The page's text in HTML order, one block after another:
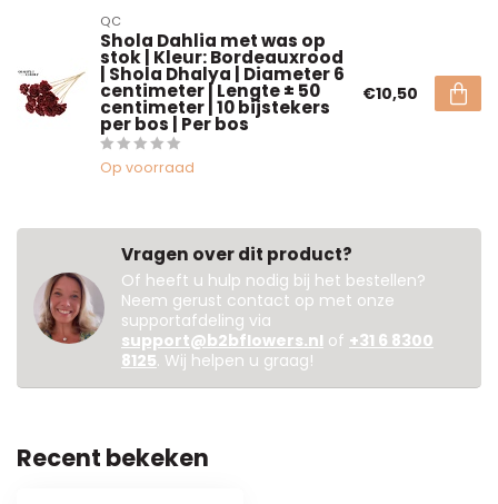
QC
Shola Dahlia met was op
stok | Kleur: Bordeauxrood
| Shola Dhalya | Diameter 6
centimeter | Lengte ± 50
centimeter | 10 bijstekers
per bos | Per bos
Op voorraad
€10,50
Vragen over dit product?
Of heeft u hulp nodig bij het bestellen?
Neem gerust contact op met onze
supportafdeling via
support@b2bflowers.nl of +31 6 8300
8125. Wij helpen u graag!
Recent bekeken